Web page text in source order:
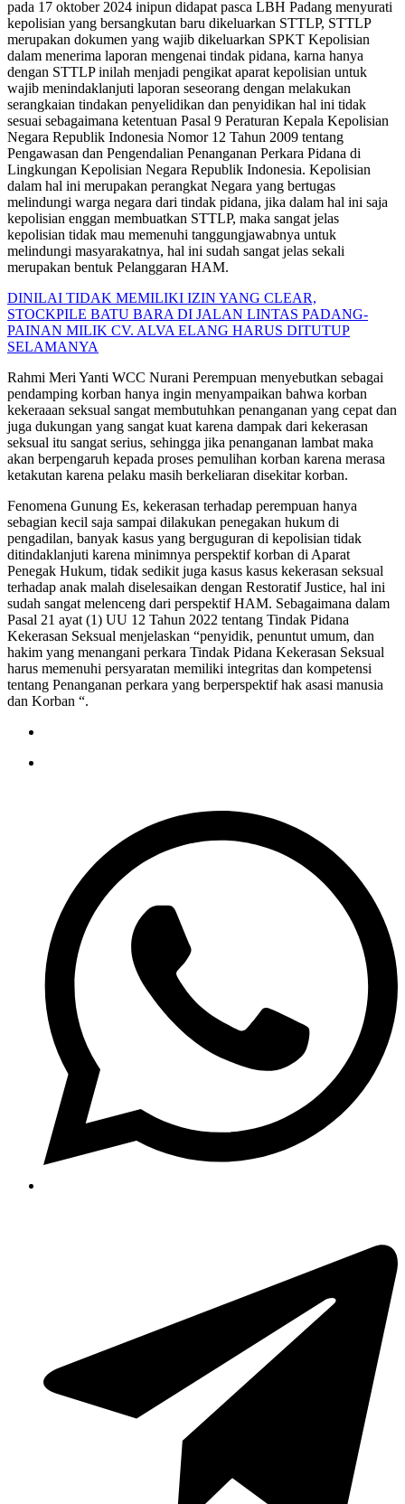
pada 17 oktober 2024 inipun didapat pasca LBH Padang menyurati
kepolisian yang bersangkutan baru dikeluarkan STTLP, STTLP
merupakan dokumen yang wajib dikeluarkan SPKT Kepolisian
dalam menerima laporan mengenai tindak pidana, karna hanya
dengan STTLP inilah menjadi pengikat aparat kepolisian untuk
wajib menindaklanjuti laporan seseorang dengan melakukan
serangkaian tindakan penyelidikan dan penyidikan hal ini tidak
sesuai sebagaimana ketentuan Pasal 9 Peraturan Kepala Kepolisian
Negara Republik Indonesia Nomor 12 Tahun 2009 tentang
Pengawasan dan Pengendalian Penanganan Perkara Pidana di
Lingkungan Kepolisian Negara Republik Indonesia. Kepolisian
dalam hal ini merupakan perangkat Negara yang bertugas
melindungi warga negara dari tindak pidana, jika dalam hal ini saja
kepolisian enggan membuatkan STTLP, maka sangat jelas
kepolisian tidak mau memenuhi tanggungjawabnya untuk
melindungi masyarakatnya, hal ini sudah sangat jelas sekali
merupakan bentuk Pelanggaran HAM.
DINILAI TIDAK MEMILIKI IZIN YANG CLEAR,
STOCKPILE BATU BARA DI JALAN LINTAS PADANG-
PAINAN MILIK CV. ALVA ELANG HARUS DITUTUP
SELAMANYA
Rahmi Meri Yanti WCC Nurani Perempuan menyebutkan sebagai
pendamping korban hanya ingin menyampaikan bahwa korban
kekeraaan seksual sangat membutuhkan penanganan yang cepat dan
juga dukungan yang sangat kuat karena dampak dari kekerasan
seksual itu sangat serius, sehingga jika penanganan lambat maka
akan berpengaruh kepada proses pemulihan korban karena merasa
ketakutan karena pelaku masih berkeliaran disekitar korban.
Fenomena Gunung Es, kekerasan terhadap perempuan hanya
sebagian kecil saja sampai dilakukan penegakan hukum di
pengadilan, banyak kasus yang berguguran di kepolisian tidak
ditindaklanjuti karena minimnya perspektif korban di Aparat
Penegak Hukum, tidak sedikit juga kasus kasus kekerasan seksual
terhadap anak malah diselesaikan dengan Restoratif Justice, hal ini
sudah sangat melenceng dari perspektif HAM. Sebagaimana dalam
Pasal 21 ayat (1) UU 12 Tahun 2022 tentang Tindak Pidana
Kekerasan Seksual menjelaskan “penyidik, penuntut umum, dan
hakim yang menangani perkara Tindak Pidana Kekerasan Seksual
harus memenuhi persyaratan memiliki integritas dan kompetensi
tentang Penanganan perkara yang berperspektif hak asasi manusia
dan Korban “.